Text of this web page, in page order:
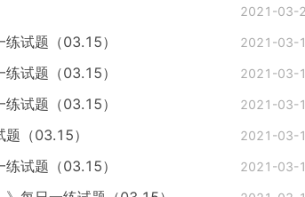
2021-03-
试题（03.15） 2021-03-
试题（03.15） 2021-03-
试题（03.15） 2021-03-
（03.15） 2021-03-
试题（03.15） 2021-03-